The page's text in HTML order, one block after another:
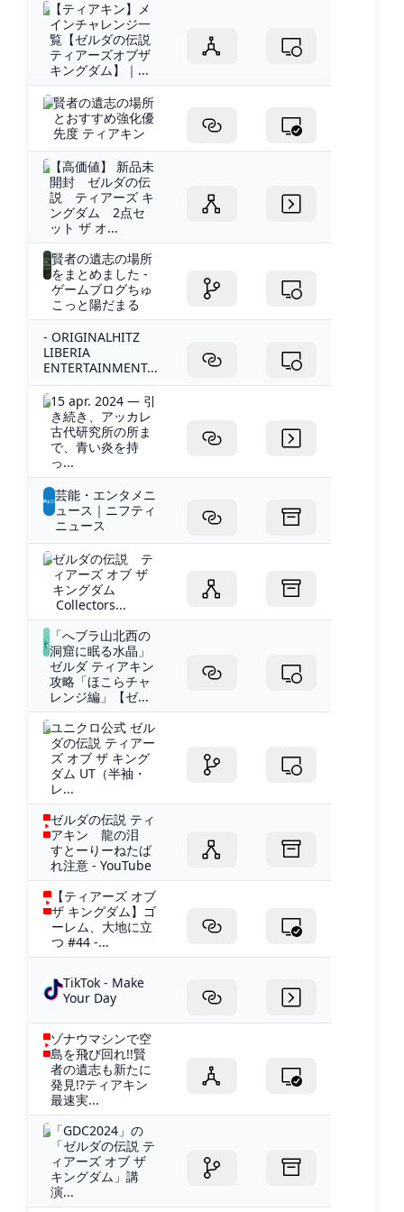
【ティアキン】メ
インチャレンジ一
覧【ゼルダの伝説
ティアーズオブザ
キングダム】｜...
賢者の遺志の場所
とおすすめ強化優
先度 ティアキン
【高価値】 新品未
開封 ゼルダの伝
説 ティアーズ キ
ングダム 2点セ
ット ザ オ...
賢者の遺志の場所
をまとめました -
ゲームブログちゅ
こっと陽だまる
- ORIGINALHITZ
LIBERIA
ENTERTAINMENT...
15 apr. 2024 — 引
き続き、アッカレ
古代研究所の所ま
で、青い炎を持
っ...
芸能・エンタメニ
ュース｜ニフティ
ニュース
ゼルダの伝説 テ
ィアーズ オブ ザ
キングダム
Collectors...
「へブラ山北西の
洞窟に眠る水晶」
ゼルダ ティアキン
攻略「ほこらチャ
レンジ編」【ゼ...
ユニクロ公式 ゼル
ダの伝説 ティアー
ズ オブ ザ キング
ダム UT（半袖・
レ...
ゼルダの伝説 ティ
アキン 龍の泪
すとーりーねたば
れ注意 - YouTube
【ティアーズ オブ
ザ キングダム】ゴ
ーレム、大地に立
つ #44 -...
TikTok - Make
Your Day
ゾナウマシンで空
島を飛び回れ!!賢
者の遺志も新たに
発見!?ティアキン
最速実...
「GDC2024」の
「ゼルダの伝説 テ
ィアーズ オブ ザ
キングダム」講
演...